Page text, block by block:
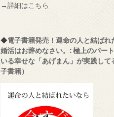
→詳細はこちら
◆電子書籍発売！運命の人と結ばれ
婚活はお辞めなさい。: 極上のパー
いる幸せな「あげまん」が実践して
子書籍）